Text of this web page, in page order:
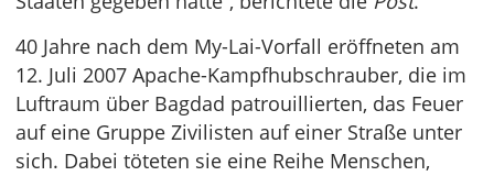
40 Jahre nach dem My-Lai-Vorfall eröffneten am
12. Juli 2007 Apache-Kampfhubschrauber, die im
Luftraum über Bagdad patrouillierten, das Feuer
auf eine Gruppe Zivilisten auf einer Straße unter
sich. Dabei töteten sie eine Reihe Menschen,